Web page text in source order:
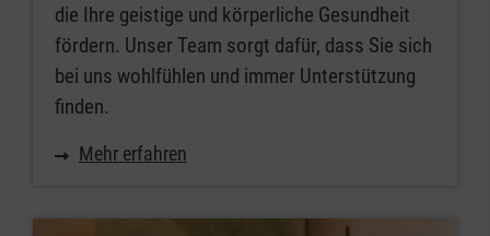
die Ihre geistige und körperliche Gesundheit
fördern. Unser Team sorgt dafür, dass Sie sich
bei uns wohlfühlen und immer Unterstützung
finden.
Mehr erfahren